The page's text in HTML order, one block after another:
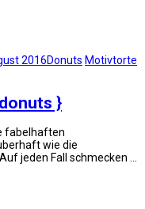
2016Donuts Motivtorte
}
fabelhaften
wie die
jeden Fall schmecken …